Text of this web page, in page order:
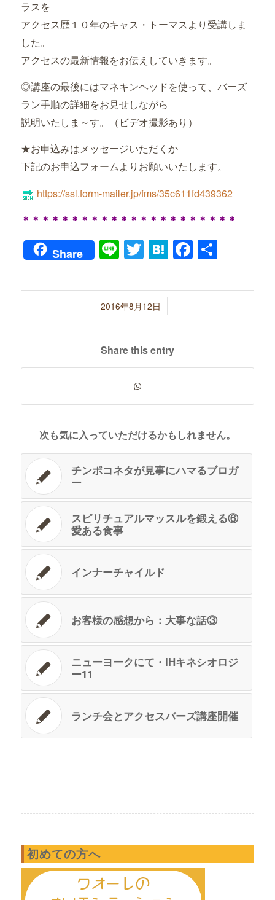
ラスを
アクセス歴１０年のキャス・トーマスより受講しま
した。
アクセスの最新情報をお伝えしていきます。
◎講座の最後にはマネキンヘッドを使って、バーズ
ラン手順の詳細をお見せしながら
説明いたしま～す。（ビデオ撮影あり）
★お申込みはメッセージいただくか
下記のお申込フォームよりお願いいたします。
https://ssl.form-mailer.jp/fms/35c611fd439362
＊＊＊＊＊＊＊＊＊＊＊＊＊＊＊＊＊＊＊＊＊＊
Share LineTwitter
Hatena共
2016年8月12日
/
Share this entry
次も気に入っていただけるかもしれません。
チンポコネタが見事にハマるブロガ
ー
スピリチュアルマッスルを鍛える⑥
愛ある食事
インナーチャイルド
お客様の感想から：大事な話③
ニューヨークにて・IHキネシオロジ
ー11
ランチ会とアクセスバーズ講座開催
初めての方へ